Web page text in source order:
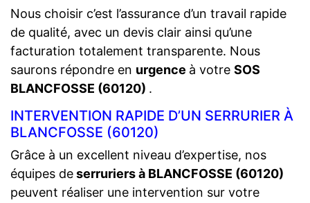
Nous choisir c’est l’assurance d’un travail rapide
de qualité, avec un devis clair ainsi qu’une
facturation totalement transparente. Nous
saurons répondre en urgence à votre SOS
BLANCFOSSE (60120) .
INTERVENTION RAPIDE D’UN SERRURIER À
BLANCFOSSE (60120)
Grâce à un excellent niveau d’expertise, nos
équipes deserruriers à BLANCFOSSE (60120)
peuvent réaliser une intervention sur votre